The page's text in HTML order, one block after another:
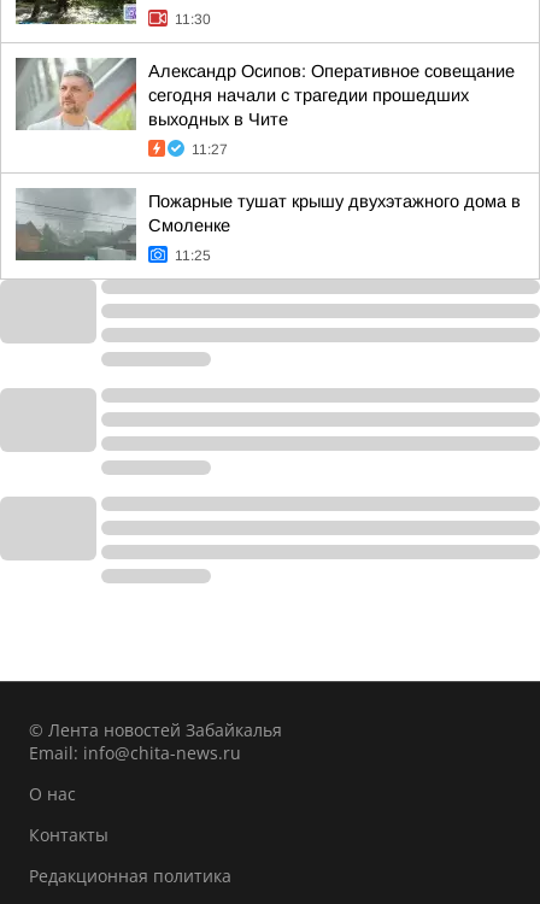
11:30
Александр Осипов: Оперативное совещание
сегодня начали с трагедии прошедших
выходных в Чите
11:27
Пожарные тушат крышу двухэтажного дома в
Смоленке
11:25
© Лента новостей Забайкалья
Email: info@chita-news.ru
О нас
Контакты
Редакционная политика